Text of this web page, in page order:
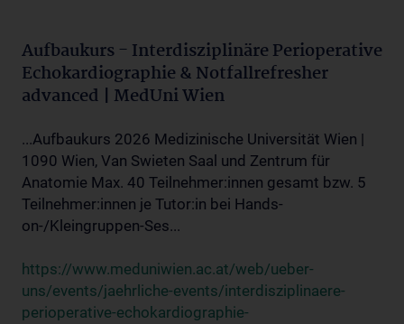
Aufbaukurs - Interdisziplinäre Perioperative
Echokardiographie & Notfallrefresher
advanced | MedUni Wien
...Aufbaukurs 2026 Medizinische Universität Wien |
1090 Wien, Van Swieten Saal und Zentrum für
Anatomie Max. 40 Teilnehmer:innen gesamt bzw. 5
Teilnehmer:innen je Tutor:in bei Hands-
on-/Kleingruppen-Ses...
https://www.meduniwien.ac.at/web/ueber-
uns/events/jaehrliche-events/interdisziplinaere-
perioperative-echokardiographie-